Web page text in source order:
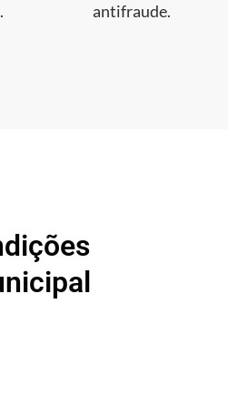
antifraude.